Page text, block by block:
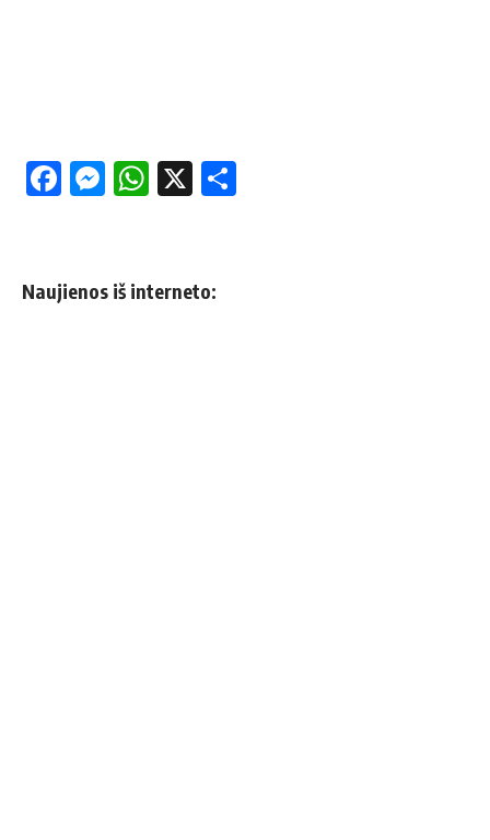
Facebook
Messenger
WhatsApp
X
Naujienos iš interneto: